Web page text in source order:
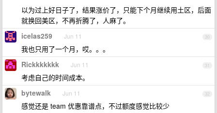
以为过上好日子了，结果涨价了，只能下个月继续用土区，后面
就换回美区，不再折腾了，人麻了。
30
icelas259 Jun 11
我也只用了一个月，哎。。。
31
Rickkkkkkk Jun 11
考虑自己的时间成本。
32
bytewalk Jun 11
感觉还是 team 优惠靠谱点，不过额度感觉比较少